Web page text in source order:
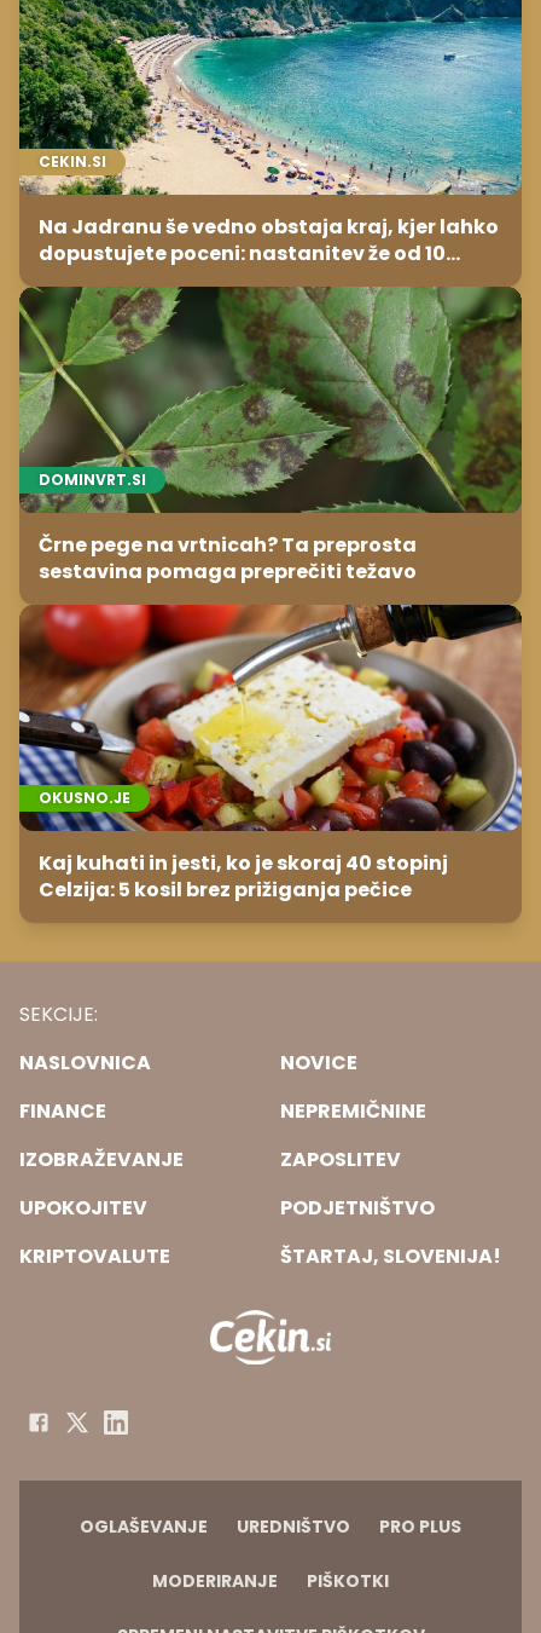
CEKIN.SI
Na Jadranu še vedno obstaja kraj, kjer lahko
dopustujete poceni: nastanitev že od 10
evrov, kosilo za pet evrov
DOMINVRT.SI
Črne pege na vrtnicah? Ta preprosta
sestavina pomaga preprečiti težavo
OKUSNO.JE
Kaj kuhati in jesti, ko je skoraj 40 stopinj
Celzija: 5 kosil brez prižiganja pečice
SEKCIJE:
NASLOVNICA
NOVICE
FINANCE
NEPREMIČNINE
IZOBRAŽEVANJE
ZAPOSLITEV
UPOKOJITEV
PODJETNIŠTVO
KRIPTOVALUTE
ŠTARTAJ, SLOVENIJA!
OGLAŠEVANJE UREDNIŠTVO PRO PLUS
MODERIRANJE PIŠKOTKI